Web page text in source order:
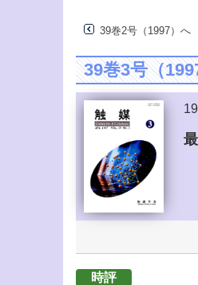
39巻2号（1997）へ
39巻3号（
時評